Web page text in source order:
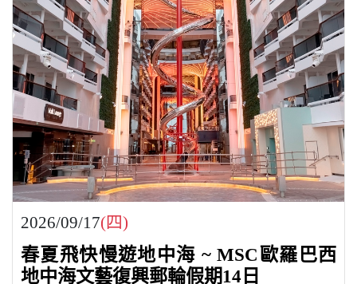
2026/09/17(四)
春夏飛快慢遊地中海 ~ MSC歐羅巴西
地中海文藝復興郵輪假期14日